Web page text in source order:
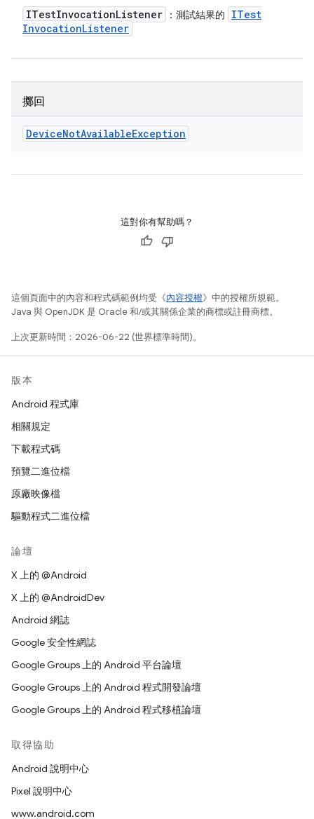
ITestInvocationListener ：測試結果的
ITest
InvocationListener
擲回
DeviceNotAvailableException
這對你有幫助嗎？
這個頁面中的內容和程式碼範例均受《內容授權》中的授權所規範。
Java 與 OpenJDK 是 Oracle 和/或其關係企業的商標或註冊商標。
上次更新時間：2026-06-22 (世界標準時間)。
版本
Android 程式庫
相關規定
下載程式碼
預覽二進位檔
原廠映像檔
驅動程式二進位檔
論壇
X 上的 @Android
X 上的 @AndroidDev
Android 網誌
Google 安全性網誌
Google Groups 上的 Android 平台論壇
Google Groups 上的 Android 程式開發論壇
Google Groups 上的 Android 程式移植論壇
取得協助
Android 說明中心
Pixel 說明中心
www.android.com